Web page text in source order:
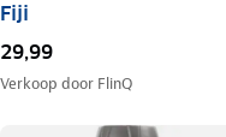
Fiji
29,99
Verkoop door FlinQ